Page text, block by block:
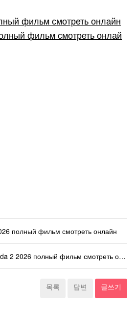
фильм смотреть онлайн
фильм смотреть онлай
полный фильм смотреть онлайн
2 2026 полный фильм смотреть онлайн
목록 답변 글쓰기